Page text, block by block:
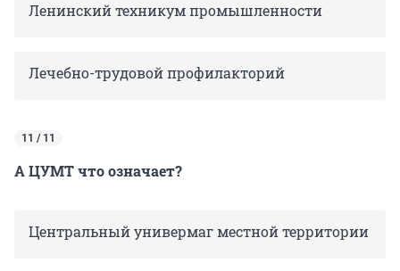
Ленинский техникум промышленности
Лечебно-трудовой профилакторий
11 / 11
А ЦУМТ что означает?
Центральный универмаг местной территории